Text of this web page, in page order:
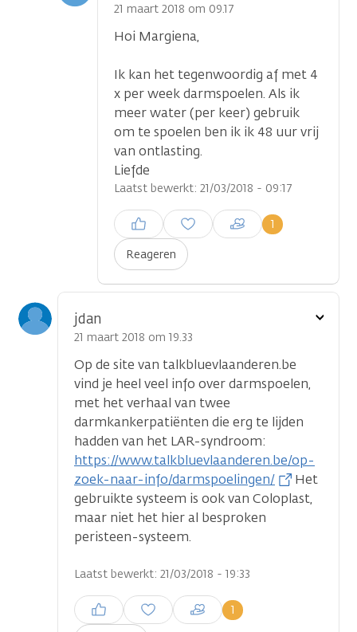
21 maart 2018 om 09.17
Hoi Margiena,
Ik kan het tegenwoordig af met 4
x per week darmspoelen. Als ik
meer water (per keer) gebruik
om te spoelen ben ik ik 48 uur vrij
van ontlasting.
Liefde
Laatst bewerkt: 21/03/2018 - 09:17
Reageren
1
Inloggen om een reactie te
plaatsen
jdan
21 maart 2018 om 19.33
Op de site van talkbluevlaanderen.be
vind je heel veel info over darmspoelen,
met het verhaal van twee
darmkankerpatiënten die erg te lijden
hadden van het LAR-syndroom:
https://www.talkbluevlaanderen.be/op-
zoek-naar-info/darmspoelingen/
Het
gebruikte systeem is ook van Coloplast,
maar niet het hier al besproken
peristeen-systeem.
Laatst bewerkt: 21/03/2018 - 19:33
1
Inloggen om een reactie te
plaatsen
Toon